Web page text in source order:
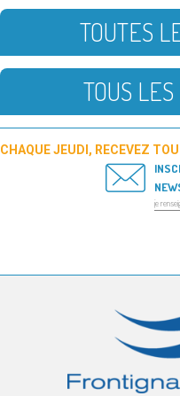
TOUTES
TOUS
CHAQUE JEUDI, RECEVEZ